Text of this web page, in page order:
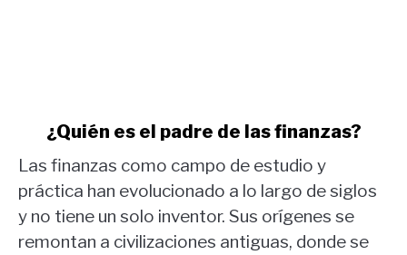
¿Quién
es
el
¿Quién es el padre de las finanzas?
Las finanzas como campo de estudio y
práctica han evolucionado a lo largo de siglos
y no tiene un solo inventor. Sus orígenes se
remontan a civilizaciones antiguas, donde se